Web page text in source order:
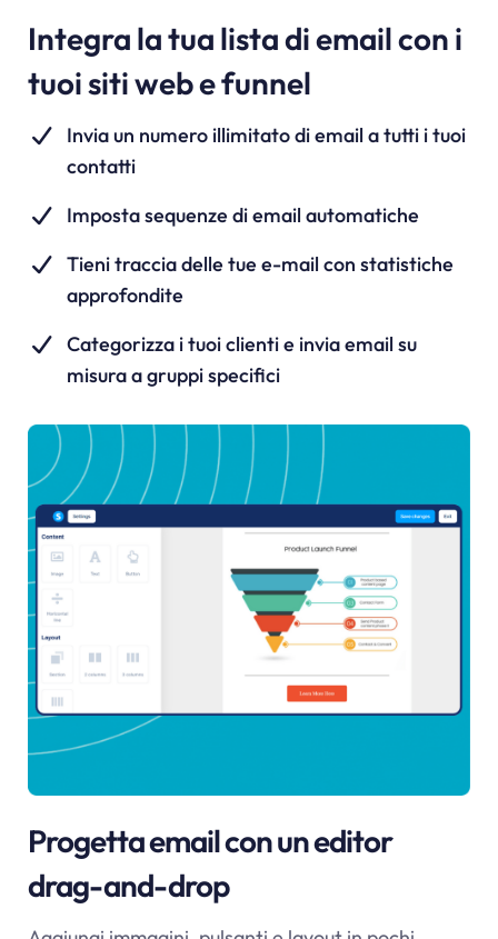
Integra la tua lista di email con i
tuoi siti web e funnel
Invia un numero illimitato di email a tutti i tuoi
contatti
Imposta sequenze di email automatiche
Tieni traccia delle tue e-mail con statistiche
approfondite
Categorizza i tuoi clienti e invia email su
misura a gruppi specifici
Progetta email con un editor
drag-and-drop